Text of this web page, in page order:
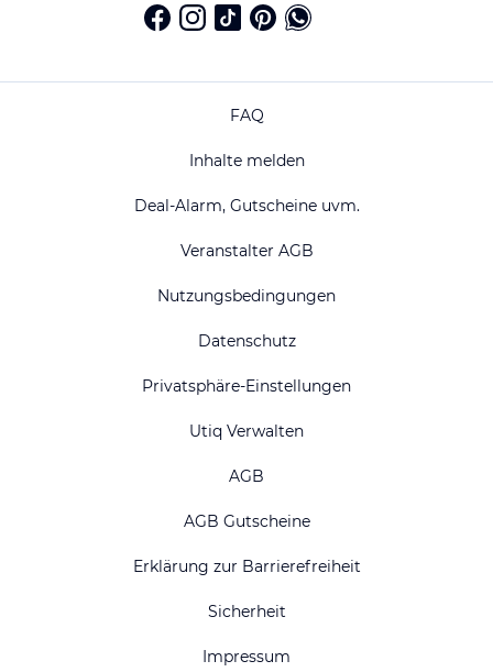
FAQ
Inhalte melden
Deal-Alarm, Gutscheine uvm.
Veranstalter AGB
Nutzungsbedingungen
Datenschutz
Privatsphäre-Einstellungen
Utiq Verwalten
AGB
AGB Gutscheine
Erklärung zur Barrierefreiheit
Sicherheit
Impressum